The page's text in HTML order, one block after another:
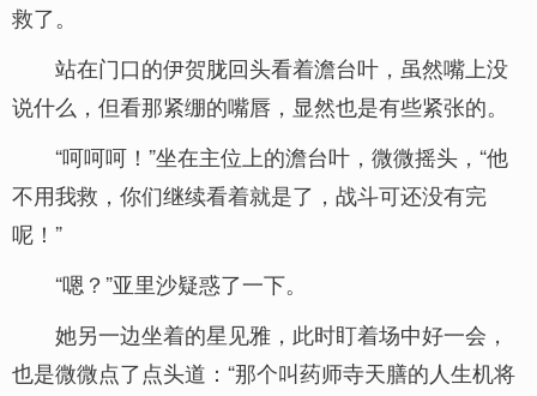
救了。
站在门口的伊贺胧回头看着澹台叶，虽然嘴上没
说什么，但看那紧绷的嘴唇，显然也是有些紧张的。
“呵呵呵！”坐在主位上的澹台叶，微微摇头，“他
不用我救，你们继续看着就是了，战斗可还没有完
呢！”
“嗯？”亚里沙疑惑了一下。
她另一边坐着的星见雅，此时盯着场中好一会，
也是微微点了点头道：“那个叫药师寺天膳的人生机将